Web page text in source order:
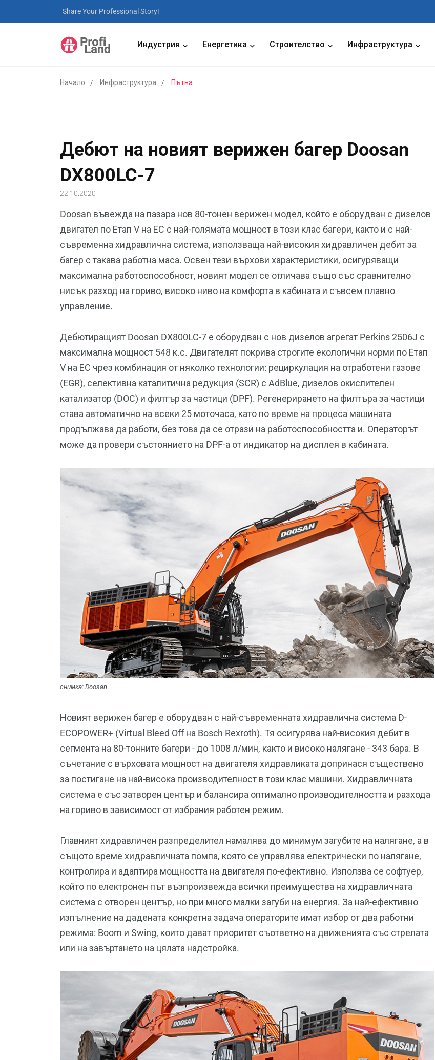
Share Your Professional Story!
Индустрия Енергетика Строителство Инфраструктура
Начало Инфраструктура Пътна
Дебют на новият верижен багер Doosan
DX800LC-7
22.10.2020
Doosan въвежда на пазара нов 80-тонен верижен модел, който е оборудван с дизелов
двигател по Етап V на ЕС с най-голямата мощност в този клас багери, както и с най-
съвременна хидравлична система, използваща най-високия хидравличен дебит за
багер с такава работна маса. Освен тези върхови характеристики, осигуряващи
максимална работоспособност, новият модел се отличава също със сравнително
нисък разход на гориво, високо ниво на комфорта в кабината и съвсем плавно
управление.
Дебютиращият Doosan DX800LC-7 е оборудван с нов дизелов агрегат Perkins 2506J с
максимална мощност 548 к.с. Двигателят покрива строгите екологични норми по Етап
V на ЕС чрез комбинация от няколко технологии: рециркулация на отработени газове
(EGR), селективна каталитична редукция (SCR) с AdBlue, дизелов окислителен
катализатор (DOC) и филтър за частици (DPF). Регенерирането на филтъра за частици
става автоматично на всеки 25 моточаса, като по време на процеса машината
продължава да работи, без това да се отрази на работоспособността и. Операторът
може да провери състоянието на DPF-а от индикатор на дисплея в кабината.
снимка: Doosan
Новият верижен багер е оборудван с най-съвременната хидравлична система D-
ECOPOWER+ (Virtual Bleed Off на Bosch Rexroth). Тя осигурява най-високия дебит в
сегмента на 80-тонните багери - до 1008 л/мин, както и високо налягане - 343 бара. В
съчетание с върховата мощност на двигателя хидравликата допринася съществено
за постигане на най-висока производителност в този клас машини. Хидравличната
система е със затворен център и балансира оптимално производителността и разхода
на гориво в зависимост от избрания работен режим.
Главният хидравличен разпределител намалява до минимум загубите на налягане, а в
същото време хидравличната помпа, която се управлява електрически по налягане,
контролира и адаптира мощността на двигателя по-ефективно. Използва се софтуер,
който по електронен път възпроизвежда всички преимущества на хидравличната
система с отворен център, но при много малки загуби на енергия. За най-ефективно
изпълнение на дадената конкретна задача операторите имат избор от два работни
режима: Boom и Swing, които дават приоритет съответно на движенията със стрелата
или на завъртането на цялата надстройка.